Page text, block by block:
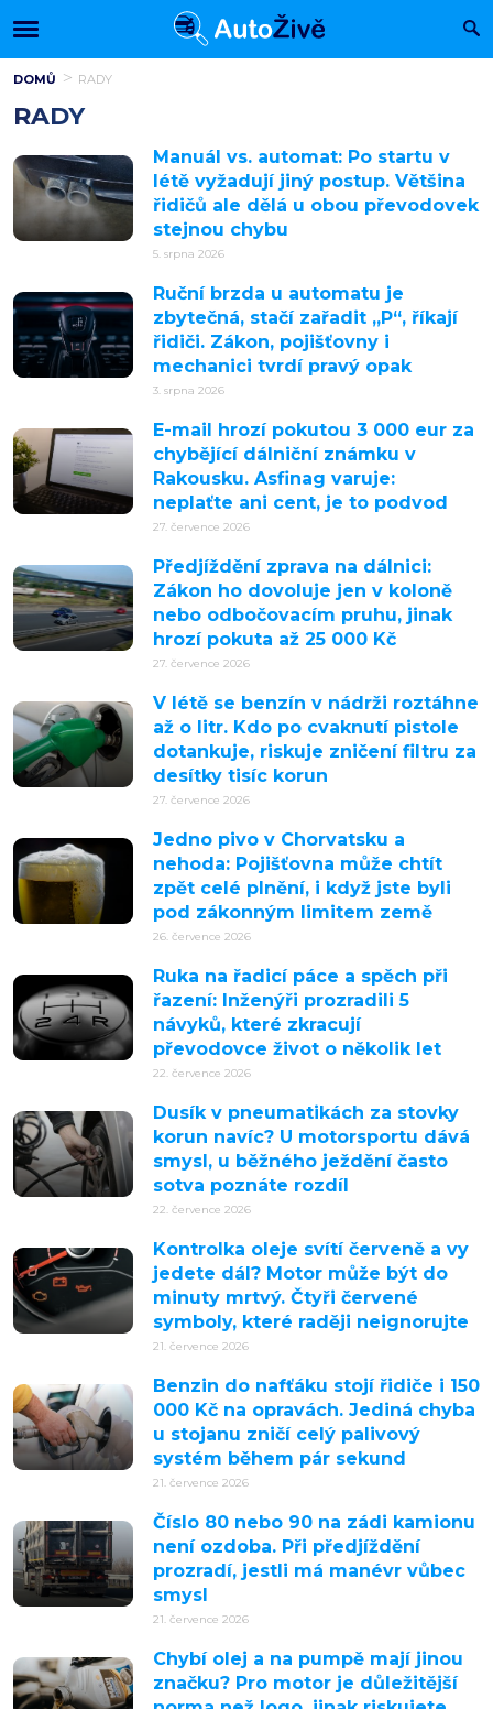
DOMŮ RADY
RADY
Manuál vs. automat: Po startu v
létě vyžadují jiný postup. Většina
řidičů ale dělá u obou převodovek
stejnou chybu
5. srpna 2026
Ruční brzda u automatu je
zbytečná, stačí zařadit „P“, říkají
řidiči. Zákon, pojišťovny i
mechanici tvrdí pravý opak
3. srpna 2026
E-mail hrozí pokutou 3 000 eur za
chybějící dálniční známku v
Rakousku. Asfinag varuje:
neplaťte ani cent, je to podvod
27. července 2026
Předjíždění zprava na dálnici:
Zákon ho dovoluje jen v koloně
nebo odbočovacím pruhu, jinak
hrozí pokuta až 25 000 Kč
27. července 2026
V létě se benzín v nádrži roztáhne
až o litr. Kdo po cvaknutí pistole
dotankuje, riskuje zničení filtru za
desítky tisíc korun
27. července 2026
Jedno pivo v Chorvatsku a
nehoda: Pojišťovna může chtít
zpět celé plnění, i když jste byli
pod zákonným limitem země
26. července 2026
Ruka na řadicí páce a spěch při
řazení: Inženýři prozradili 5
návyků, které zkracují
převodovce život o několik let
22. července 2026
Dusík v pneumatikách za stovky
korun navíc? U motorsportu dává
smysl, u běžného ježdění často
sotva poznáte rozdíl
22. července 2026
Kontrolka oleje svítí červeně a vy
jedete dál? Motor může být do
minuty mrtvý. Čtyři červené
symboly, které raději neignorujte
21. července 2026
Benzin do nafťáku stojí řidiče i 150
000 Kč na opravách. Jediná chyba
u stojanu zničí celý palivový
systém během pár sekund
21. července 2026
Číslo 80 nebo 90 na zádi kamionu
není ozdoba. Při předjíždění
prozradí, jestli má manévr vůbec
smysl
21. července 2026
Chybí olej a na pumpě mají jinou
značku? Pro motor je důležitější